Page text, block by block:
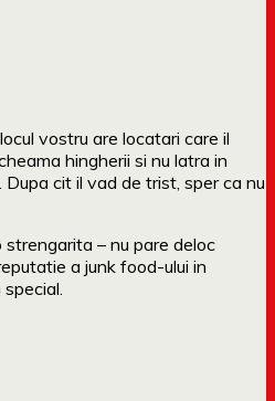
vostru are locatari care il
hingherii si nu latra in
cit il vad de trist, sper ca nu
strengarita – nu pare deloc
a junk food-ului in
special.